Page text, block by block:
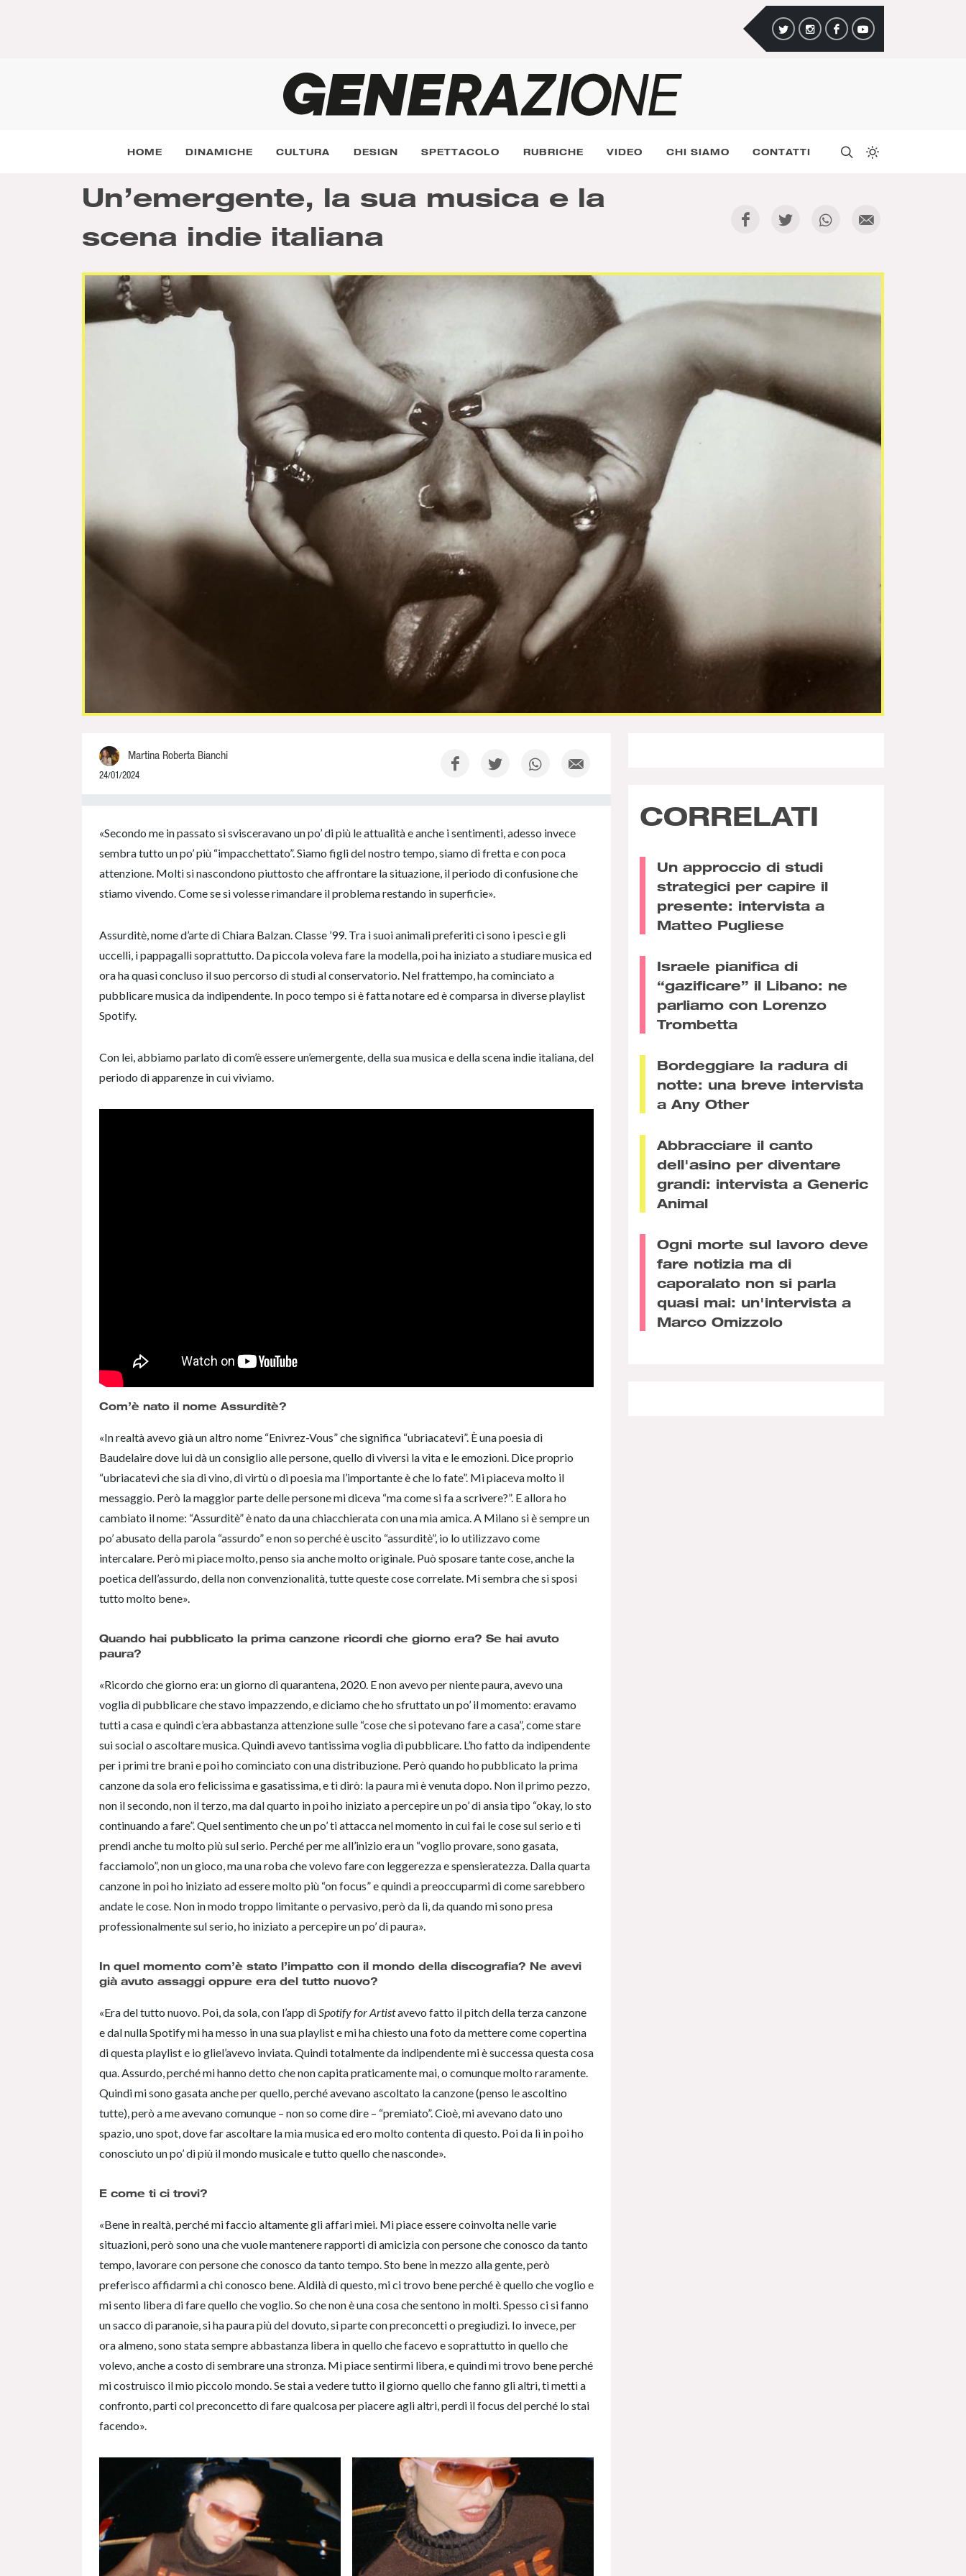
HOME DINAMICHE CULTURA DESIGN SPETTACOLO RUBRICHE VIDEO CHI SIAMO CONTATTI
Un’emergente, la sua musica e la
scena indie italiana
Martina Roberta Bianchi
24/01/2024
«Secondo me in passato si svisceravano un po’ di più le attualità e anche i sentimenti, adesso invece
sembra tutto un po’ più “impacchettato”. Siamo figli del nostro tempo, siamo di fretta e con poca
attenzione. Molti si nascondono piuttosto che affrontare la situazione, il periodo di confusione che
stiamo vivendo. Come se si volesse rimandare il problema restando in superficie».
Assurditè, nome d’arte di Chiara Balzan. Classe ’99. Tra i suoi animali preferiti ci sono i pesci e gli
uccelli, i pappagalli soprattutto. Da piccola voleva fare la modella, poi ha iniziato a studiare musica ed
ora ha quasi concluso il suo percorso di studi al conservatorio. Nel frattempo, ha cominciato a
pubblicare musica da indipendente. In poco tempo si è fatta notare ed è comparsa in diverse playlist
Spotify.
Con lei, abbiamo parlato di com’è essere un’emergente, della sua musica e della scena indie italiana, del
periodo di apparenze in cui viviamo.
Com’è nato il nome Assurditè?
«In realtà avevo già un altro nome “Enivrez-Vous” che significa “ubriacatevi”. È una poesia di
Baudelaire dove lui dà un consiglio alle persone, quello di viversi la vita e le emozioni. Dice proprio
“ubriacatevi che sia di vino, di virtù o di poesia ma l’importante è che lo fate”. Mi piaceva molto il
messaggio. Però la maggior parte delle persone mi diceva “ma come si fa a scrivere?”. E allora ho
cambiato il nome: “Assurditè” è nato da una chiacchierata con una mia amica. A Milano si è sempre un
po’ abusato della parola “assurdo” e non so perché è uscito “assurditè”, io lo utilizzavo come
intercalare. Però mi piace molto, penso sia anche molto originale. Può sposare tante cose, anche la
poetica dell’assurdo, della non convenzionalità, tutte queste cose correlate. Mi sembra che si sposi
tutto molto bene».
Quando hai pubblicato la prima canzone ricordi che giorno era? Se hai avuto
paura?
«Ricordo che giorno era: un giorno di quarantena, 2020. E non avevo per niente paura, avevo una
voglia di pubblicare che stavo impazzendo, e diciamo che ho sfruttato un po’ il momento: eravamo
tutti a casa e quindi c’era abbastanza attenzione sulle “cose che si potevano fare a casa”, come stare
sui social o ascoltare musica. Quindi avevo tantissima voglia di pubblicare. L’ho fatto da indipendente
per i primi tre brani e poi ho cominciato con una distribuzione. Però quando ho pubblicato la prima
canzone da sola ero felicissima e gasatissima, e ti dirò: la paura mi è venuta dopo. Non il primo pezzo,
non il secondo, non il terzo, ma dal quarto in poi ho iniziato a percepire un po’ di ansia tipo “okay, lo sto
continuando a fare”. Quel sentimento che un po’ ti attacca nel momento in cui fai le cose sul serio e ti
prendi anche tu molto più sul serio. Perché per me all’inizio era un “voglio provare, sono gasata,
facciamolo”, non un gioco, ma una roba che volevo fare con leggerezza e spensieratezza. Dalla quarta
canzone in poi ho iniziato ad essere molto più “on focus” e quindi a preoccuparmi di come sarebbero
andate le cose. Non in modo troppo limitante o pervasivo, però da lì, da quando mi sono presa
professionalmente sul serio, ho iniziato a percepire un po’ di paura».
In quel momento com’è stato l’impatto con il mondo della discografia? Ne avevi
già avuto assaggi oppure era del tutto nuovo?
«Era del tutto nuovo. Poi, da sola, con l’app diSpotify for Artistavevo fatto il pitch della terza canzone
e dal nulla Spotify mi ha messo in una sua playlist e mi ha chiesto una foto da mettere come copertina
di questa playlist e io gliel’avevo inviata. Quindi totalmente da indipendente mi è successa questa cosa
qua. Assurdo, perché mi hanno detto che non capita praticamente mai, o comunque molto raramente.
Quindi mi sono gasata anche per quello, perché avevano ascoltato la canzone (penso le ascoltino
tutte), però a me avevano comunque – non so come dire – “premiato”. Cioè, mi avevano dato uno
spazio, uno spot, dove far ascoltare la mia musica ed ero molto contenta di questo. Poi da lì in poi ho
conosciuto un po’ di più il mondo musicale e tutto quello che nasconde».
E come ti ci trovi?
«Bene in realtà, perché mi faccio altamente gli affari miei. Mi piace essere coinvolta nelle varie
situazioni, però sono una che vuole mantenere rapporti di amicizia con persone che conosco da tanto
tempo, lavorare con persone che conosco da tanto tempo. Sto bene in mezzo alla gente, però
preferisco affidarmi a chi conosco bene. Aldilà di questo, mi ci trovo bene perché è quello che voglio e
mi sento libera di fare quello che voglio. So che non è una cosa che sentono in molti. Spesso ci si fanno
un sacco di paranoie, si ha paura più del dovuto, si parte con preconcetti o pregiudizi. Io invece, per
ora almeno, sono stata sempre abbastanza libera in quello che facevo e soprattutto in quello che
volevo, anche a costo di sembrare una stronza. Mi piace sentirmi libera, e quindi mi trovo bene perché
mi costruisco il mio piccolo mondo. Se stai a vedere tutto il giorno quello che fanno gli altri, ti metti a
confronto, parti col preconcetto di fare qualcosa per piacere agli altri, perdi il focus del perché lo stai
facendo».
CORRELATI
Un approccio di studi
strategici per capire il
presente: intervista a
Matteo Pugliese
Israele pianifica di
“gazificare” il Libano: ne
parliamo con Lorenzo
Trombetta
Bordeggiare la radura di
notte: una breve intervista
a Any Other
Abbracciare il canto
dell'asino per diventare
grandi: intervista a Generic
Animal
Ogni morte sul lavoro deve
fare notizia ma di
caporalato non si parla
quasi mai: un'intervista a
Marco Omizzolo